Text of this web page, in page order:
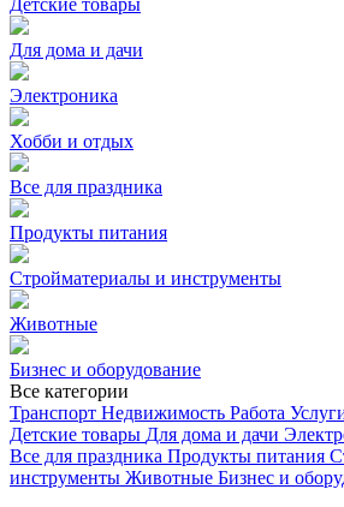
Детские товары
Для дома и дачи
Электроника
Хобби и отдых
Все для праздника
Продукты питания
Стройматериалы и инструменты
Животные
Бизнес и оборудование
Все категории
Транспорт Недвижимость Работа
Детские товары Для дома и дачи
Все для праздника Продукты питания
инструменты Животные Бизнес и